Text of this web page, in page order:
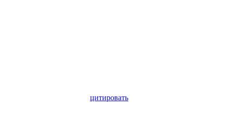
цитировать